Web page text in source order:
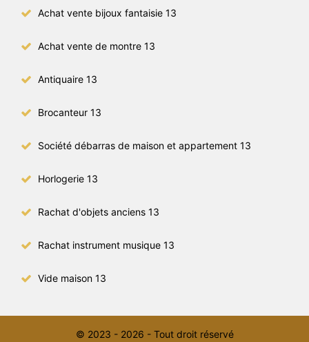
Achat vente bijoux fantaisie 13
Achat vente de montre 13
Antiquaire 13
Brocanteur 13
Société débarras de maison et appartement 13
Horlogerie 13
Rachat d'objets anciens 13
Rachat instrument musique 13
Vide maison 13
© 2023 - 2026 - Tout droit réservé